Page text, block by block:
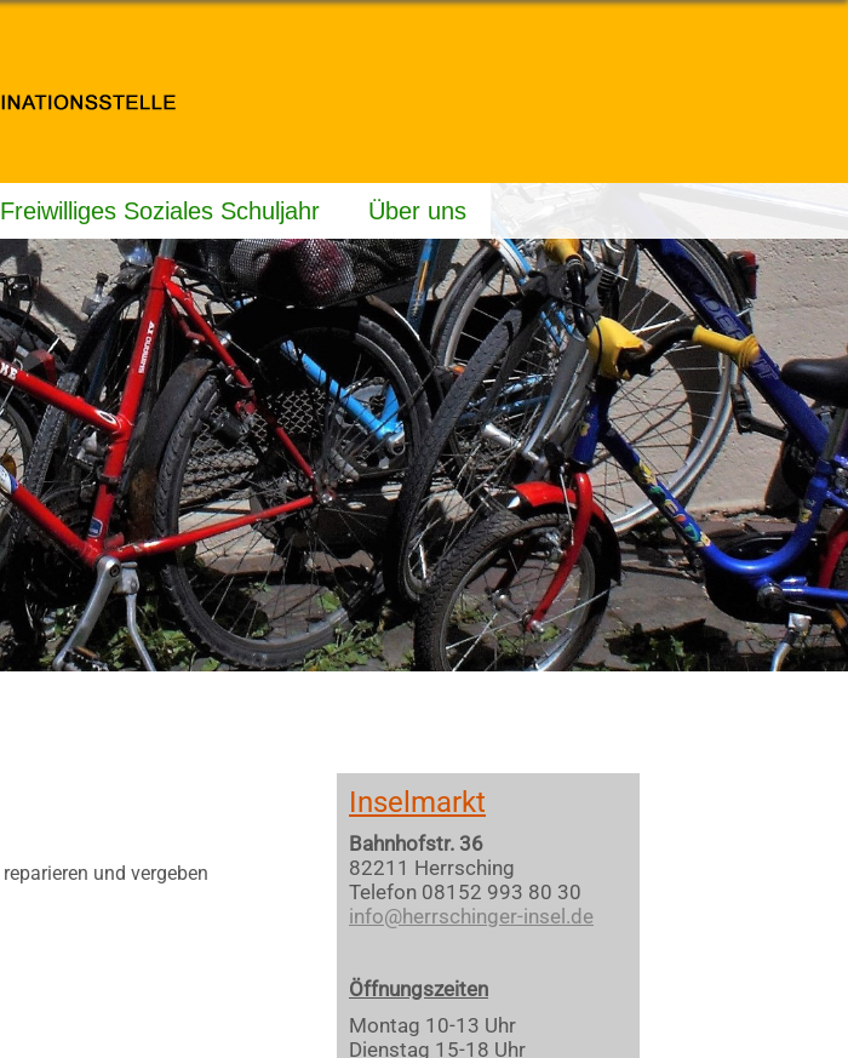
Freiwilliges Soziales Schuljahr Über uns
Inselmarkt
Bahnhofstr. 36
82211 Herrsching
Telefon 08152 993 80 30
info@herrschinger-insel.de
Öffnungszeiten
Montag 10-13 Uhr
Dienstag 15-18 Uhr
reparieren und vergeben